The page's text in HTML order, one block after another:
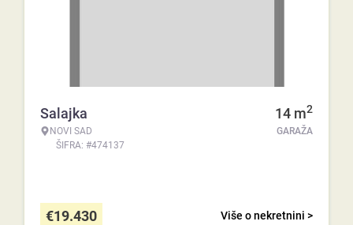
Salajka
NOVI SAD
ŠIFRA: #474137
14 m2
GARAŽA
Više o nekretnini >
€19.430